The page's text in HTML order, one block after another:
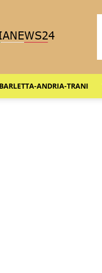
BARLETTA-ANDRIA-TRANI